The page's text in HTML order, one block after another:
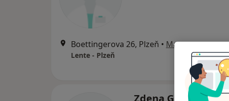
Boettingerova 26, Plzeň • Mapa
Lente - Plzeň
Zdena Gregarová